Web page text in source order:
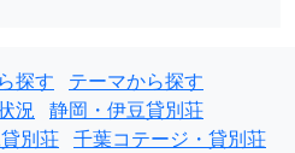
探す
テーマから探す
況 静岡・伊豆貸別荘
別荘 千葉コテージ・貸別荘